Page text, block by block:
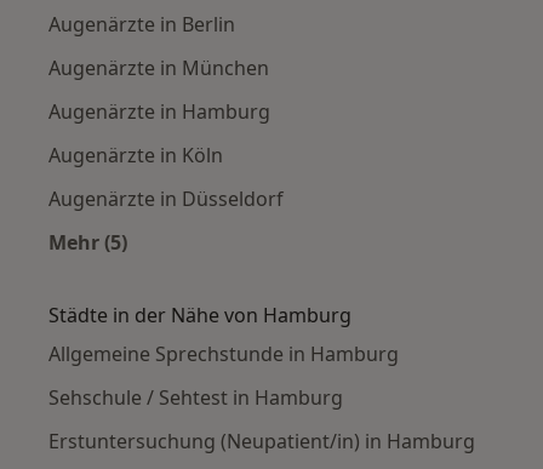
Augenärzte in Berlin
Augenärzte in München
Augenärzte in Hamburg
Augenärzte in Köln
Augenärzte in Düsseldorf
Mehr (5)
Städte in der Nähe von Hamburg
Allgemeine Sprechstunde in Hamburg
Sehschule / Sehtest in Hamburg
Erstuntersuchung (Neupatient/in) in Hamburg